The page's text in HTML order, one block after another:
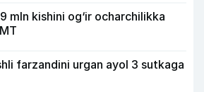
mln kishini og‘ir ocharchilikka
farzandini urgan ayol 3 sutkaga